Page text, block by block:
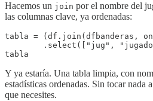
Hacemos un join por el nombre del
las columnas clave, ya ordenadas:
tabla = (df.join(dfbanderas,
.select(["jug",
tabla
Y ya estaría. Una tabla limpia, con
estadísticas ordenadas. Sin tocar nada
que necesites.